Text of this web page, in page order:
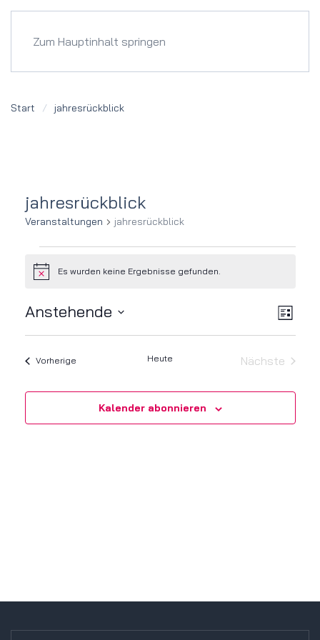
Zum Hauptinhalt springen
Start jahresrückblick
jahresrückblick
Veranstaltungen jahresrückblick
Veranstaltungen
HinweisEs wurden keine Ergebnisse gefunden.
Liste
Anstehende
Datum
VorherigeVeranstaltungen Heute
Nächste
Kalender abonnieren